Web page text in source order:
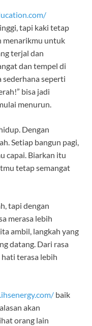
tapi kaki tetap
menarikmu untuk
terjal dan
dan tempel di
seperti
bisa jadi
menurun.
Dengan
Setiap bangun pagi,
capai. Biarkan itu
tetap semangat
tapi dengan
merasa lebih
ambil, langkah yang
datang. Dari rasa
terasa lebih
baik
akan
orang lain